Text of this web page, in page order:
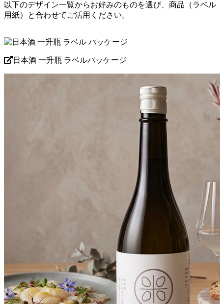
以下のデザイン一覧からお好みのものを選び、商品（ラベル
用紙）と合わせてご活用ください。
日本酒 一升瓶 ラベルパッケージ